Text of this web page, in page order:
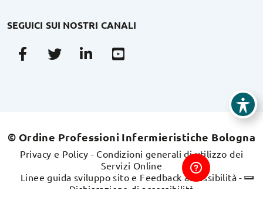
SEGUICI SUI NOSTRI CANALI
FacebookTwitterLinkedin
© Ordine Professioni Infermieristiche Bologna
Privacy e Policy - Condizioni generali di utilizzo dei
Servizi Online
Linee guida sviluppo sito e Feedback accessibilità -
Dichiarazione di accessibilità